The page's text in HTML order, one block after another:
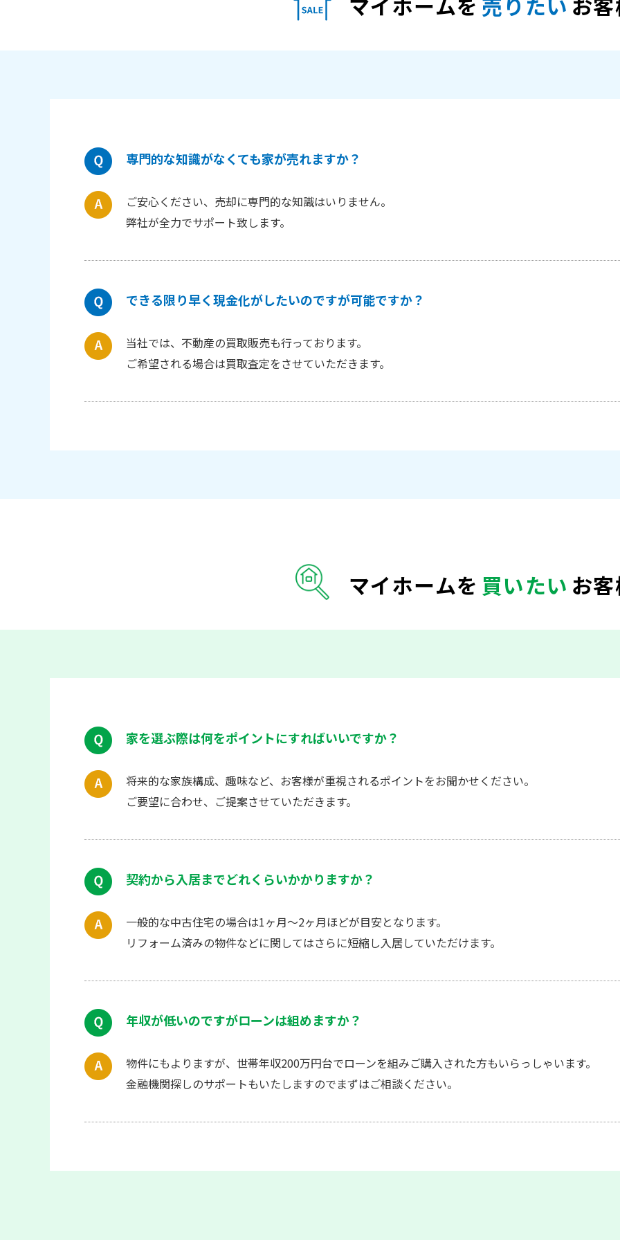
専門的な知識がなくても家が売れますか？
ご安心ください、売却に専門的な知識はいりません。
弊社が全力でサポート致します。
できる限り早く現金化がしたいのですが可能ですか？
当社では、不動産の買取販売も行っております。
ご希望される場合は買取査定をさせていただきます。
マイホームを 買いたい お
家を選ぶ際は何をポイントにすればいいですか？
将来的な家族構成、趣味など、お客様が重視されるポイントをお聞かせください。
ご要望に合わせ、ご提案させていただきます。
契約から入居までどれくらいかかりますか？
一般的な中古住宅の場合は1ヶ月〜2ヶ月ほどが目安となります。
リフォーム済みの物件などに関してはさらに短縮し入居していただけます。
年収が低いのですがローンは組めますか？
物件にもよりますが、世帯年収200万円台でローンを組みご購入された方もいらっしゃいます。
金融機関探しのサポートもいたしますのでまずはご相談ください。